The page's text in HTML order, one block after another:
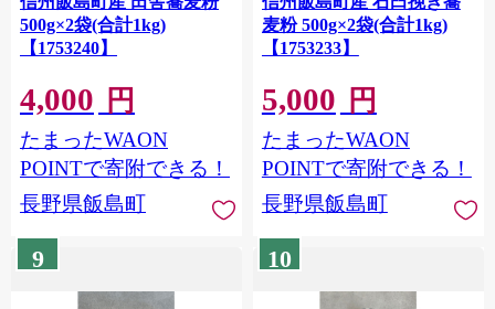
500g×2袋(合計1kg)
【1753240】
4,000 円
たまったWAON
POINTで寄附できる！
長野県飯島町
麦粉 500g×2袋(合計1kg)
【1753233】
5,000 円
たまったWAON
POINTで寄附できる！
長野県飯島町
9 10